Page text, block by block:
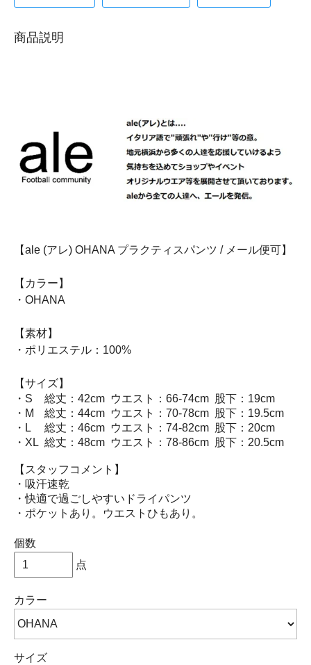
商品説明
【ale (アレ) OHANA プラクティスパンツ / メール便可】
【カラー】
・OHANA
【素材】
・ポリエステル：100%
【サイズ】
・S
総丈：42cm ウエスト：66-74cm 股下：19cm
・M
総丈：44cm ウエスト：70-78cm 股下：19.5cm
・L
総丈：46cm ウエスト：74-82cm 股下：20cm
・XL 総丈：48cm ウエスト：78-86cm 股下：20.5cm
【スタッフコメント】
・吸汗速乾
・快適で過ごしやすいドライパンツ
・ポケットあり。ウエストひもあり。
個数
点
カラー
サイズ